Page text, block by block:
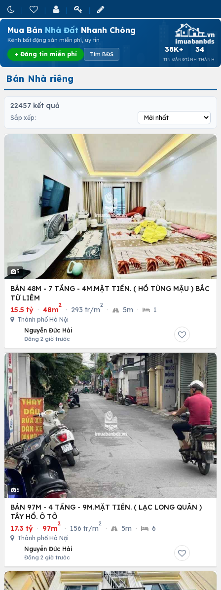
Mua Bán Nhà Đất Nhanh Chóng
Kênh bất động sản miễn phí, uy tín
+ Đăng tin miễn phí Tìm BĐS
38K+
TIN ĐĂNG
34
TỈNH THÀNH
Bán Nhà riêng
22457 kết quả
Sắp xếp:
5
BÁN 48M - 7 TẦNG - 4M.MẶT TIỀN. ( HỒ TÙNG MẬU ) BẮC
TỪ LIÊM
15.5 tỷ · 48m
2
· 293 tr/m
2
· 5m · 1
Thành phố Hà Nội
Nguyễn Đức Hải
Đăng 2 giờ trước
5
BÁN 97M - 4 TẦNG - 9M.MẶT TIỀN. ( LẠC LONG QUÂN )
TÂY HỒ. Ô TÔ
17.3 tỷ · 97m
2
· 156 tr/m
2
· 5m · 6
Thành phố Hà Nội
Nguyễn Đức Hải
Đăng 2 giờ trước